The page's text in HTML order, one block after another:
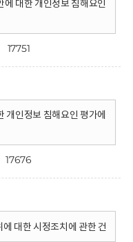
에 대한 개인정보 침해요인
17751
개인정보 침해요인 평가에
17676
대한 시정조치에 관한 건